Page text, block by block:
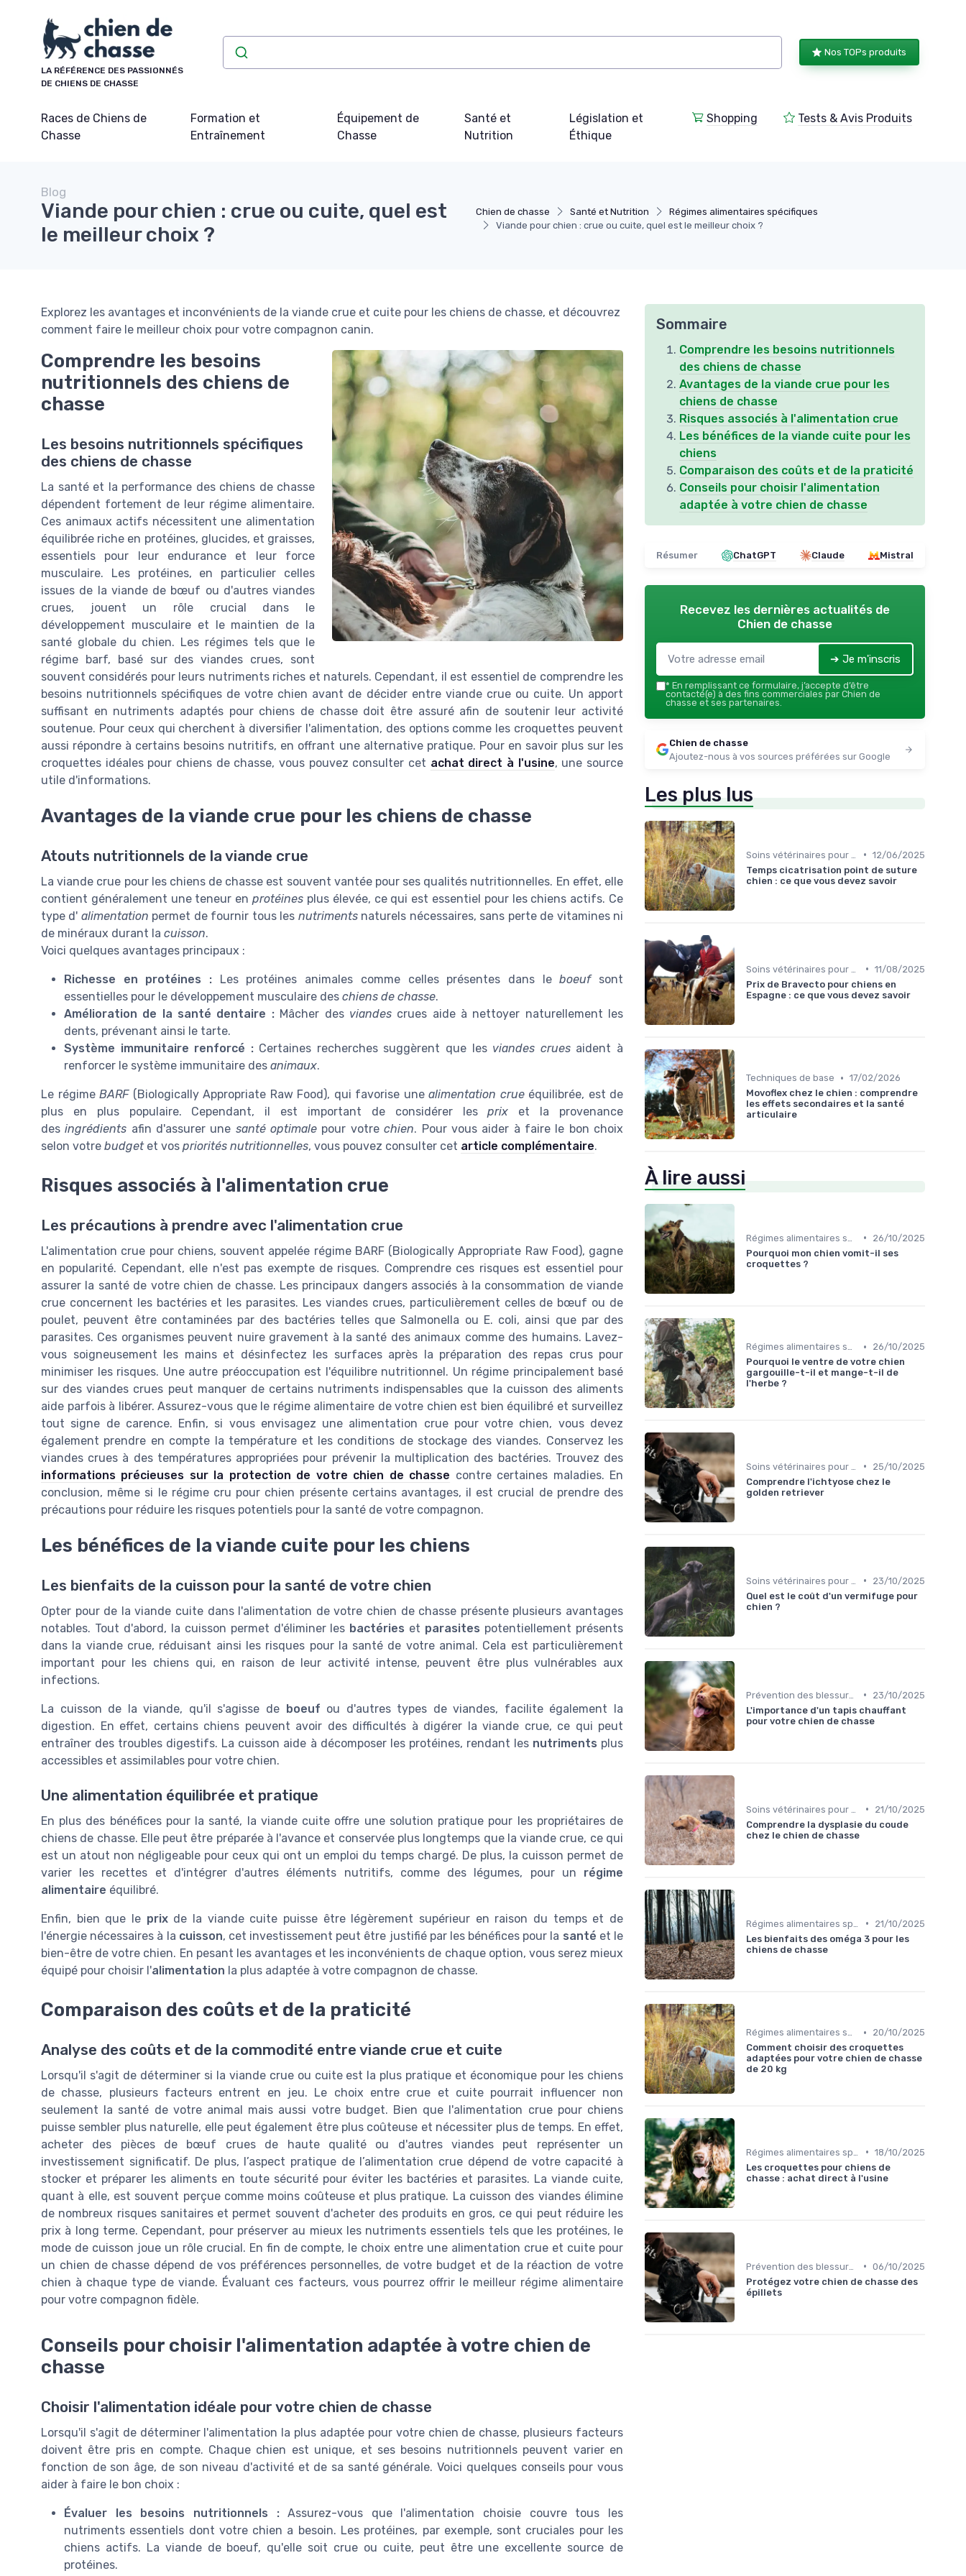
LA RÉFÉRENCE DES PASSIONNÉS
DE CHIENS DE CHASSE
Nos TOPs produits
Races de Chiens de
Chasse
Formation et
Entraînement
Équipement de
Chasse
Santé et
Nutrition
Législation et
Éthique
Shopping Tests & Avis Produits
Chien de chasse Santé et Nutrition
Régimes alimentaires spécifiques
Viande pour chien : crue ou cuite, quel est le meilleur choix ?
Blog
Viande pour chien : crue ou cuite, quel est
le meilleur choix ?
Explorez les avantages et inconvénients de la viande crue et cuite pour les chiens de chasse, et découvrez
comment faire le meilleur choix pour votre compagnon canin.
Comprendre les besoins
nutritionnels des chiens de
chasse
Les besoins nutritionnels spécifiques
des chiens de chasse
La santé et la performance des chiens de chasse
dépendent fortement de leur régime alimentaire.
Ces animaux actifs nécessitent une alimentation
équilibrée riche en protéines, glucides, et graisses,
essentiels pour leur endurance et leur force
musculaire. Les protéines, en particulier celles
issues de la viande de bœuf ou d'autres viandes
crues, jouent un rôle crucial dans le
développement musculaire et le maintien de la
santé globale du chien. Les régimes tels que le
régime barf, basé sur des viandes crues, sont
souvent considérés pour leurs nutriments riches et naturels. Cependant, il est essentiel de comprendre les
besoins nutritionnels spécifiques de votre chien avant de décider entre viande crue ou cuite. Un apport
suffisant en nutriments adaptés pour chiens de chasse doit être assuré afin de soutenir leur activité
soutenue. Pour ceux qui cherchent à diversifier l'alimentation, des options comme les croquettes peuvent
aussi répondre à certains besoins nutritifs, en offrant une alternative pratique. Pour en savoir plus sur les
croquettes idéales pour chiens de chasse, vous pouvez consulter cet achat direct à l'usine, une source
utile d'informations.
Avantages de la viande crue pour les chiens de chasse
Atouts nutritionnels de la viande crue
La viande crue pour les chiens de chasse est souvent vantée pour ses qualités nutritionnelles. En effet, elle
contient généralement une teneur enprotéines plus élevée, ce qui est essentiel pour les chiens actifs. Ce
type d' alimentation permet de fournir tous les nutrimentsnaturels nécessaires, sans perte de vitamines ni
de minéraux durant la cuisson.
Voici quelques avantages principaux :
Richesse en protéines : Les protéines animales comme celles présentes dans leboeufsont
essentielles pour le développement musculaire des chiens de chasse.
Amélioration de la santé dentaire :Mâcher des viandescrues aide à nettoyer naturellement les
dents, prévenant ainsi le tarte.
Système immunitaire renforcé :Certaines recherches suggèrent que les viandes cruesaident à
renforcer le système immunitaire des animaux.
Le régime BARF(Biologically Appropriate Raw Food), qui favorise une alimentation crueéquilibrée, est de
plus en plus populaire. Cependant, il est important de considérer lesprix et la provenance
desingrédients afin d'assurer une santé optimale pour votrechien. Pour vous aider à faire le bon choix
selon votre budgetet vos priorités nutritionnelles, vous pouvez consulter cet article complémentaire.
Risques associés à l'alimentation crue
Les précautions à prendre avec l'alimentation crue
L'alimentation crue pour chiens, souvent appelée régime BARF (Biologically Appropriate Raw Food), gagne
en popularité. Cependant, elle n'est pas exempte de risques. Comprendre ces risques est essentiel pour
assurer la santé de votre chien de chasse. Les principaux dangers associés à la consommation de viande
crue concernent les bactéries et les parasites. Les viandes crues, particulièrement celles de bœuf ou de
poulet, peuvent être contaminées par des bactéries telles que Salmonella ou E. coli, ainsi que par des
parasites. Ces organismes peuvent nuire gravement à la santé des animaux comme des humains. Lavez-
vous soigneusement les mains et désinfectez les surfaces après la préparation des repas crus pour
minimiser les risques. Une autre préoccupation est l'équilibre nutritionnel. Un régime principalement basé
sur des viandes crues peut manquer de certains nutriments indispensables que la cuisson des aliments
aide parfois à libérer. Assurez-vous que le régime alimentaire de votre chien est bien équilibré et surveillez
tout signe de carence. Enfin, si vous envisagez une alimentation crue pour votre chien, vous devez
également prendre en compte la température et les conditions de stockage des viandes. Conservez les
viandes crues à des températures appropriées pour prévenir la multiplication des bactéries. Trouvez des
informations précieuses sur la protection de votre chien de chasse contre certaines maladies. En
conclusion, même si le régime cru pour chien présente certains avantages, il est crucial de prendre des
précautions pour réduire les risques potentiels pour la santé de votre compagnon.
Les bénéfices de la viande cuite pour les chiens
Les bienfaits de la cuisson pour la santé de votre chien
Opter pour de la viande cuite dans l'alimentation de votre chien de chasse présente plusieurs avantages
notables. Tout d'abord, la cuisson permet d'éliminer les bactéries et parasites potentiellement présents
dans la viande crue, réduisant ainsi les risques pour la santé de votre animal. Cela est particulièrement
important pour les chiens qui, en raison de leur activité intense, peuvent être plus vulnérables aux
infections.
La cuisson de la viande, qu'il s'agisse de boeuf ou d'autres types de viandes, facilite également la
digestion. En effet, certains chiens peuvent avoir des difficultés à digérer la viande crue, ce qui peut
entraîner des troubles digestifs. La cuisson aide à décomposer les protéines, rendant les nutriments plus
accessibles et assimilables pour votre chien.
Une alimentation équilibrée et pratique
En plus des bénéfices pour la santé, la viande cuite offre une solution pratique pour les propriétaires de
chiens de chasse. Elle peut être préparée à l'avance et conservée plus longtemps que la viande crue, ce qui
est un atout non négligeable pour ceux qui ont un emploi du temps chargé. De plus, la cuisson permet de
varier les recettes et d'intégrer d'autres éléments nutritifs, comme des légumes, pour un régime
alimentaire équilibré.
Enfin, bien que le prixde la viande cuite puisse être légèrement supérieur en raison du temps et de
l'énergie nécessaires à la cuisson, cet investissement peut être justifié par les bénéfices pour la santé et le
bien-être de votre chien. En pesant les avantages et les inconvénients de chaque option, vous serez mieux
équipé pour choisir l'alimentation la plus adaptée à votre compagnon de chasse.
Comparaison des coûts et de la praticité
Analyse des coûts et de la commodité entre viande crue et cuite
Lorsqu'il s'agit de déterminer si la viande crue ou cuite est la plus pratique et économique pour les chiens
de chasse, plusieurs facteurs entrent en jeu. Le choix entre crue et cuite pourrait influencer non
seulement la santé de votre animal mais aussi votre budget. Bien que l'alimentation crue pour chiens
puisse sembler plus naturelle, elle peut également être plus coûteuse et nécessiter plus de temps. En effet,
acheter des pièces de bœuf crues de haute qualité ou d'autres viandes peut représenter un
investissement significatif. De plus, l’aspect pratique de l’alimentation crue dépend de votre capacité à
stocker et préparer les aliments en toute sécurité pour éviter les bactéries et parasites. La viande cuite,
quant à elle, est souvent perçue comme moins coûteuse et plus pratique. La cuisson des viandes élimine
de nombreux risques sanitaires et permet souvent d'acheter des produits en gros, ce qui peut réduire les
prix à long terme. Cependant, pour préserver au mieux les nutriments essentiels tels que les protéines, le
mode de cuisson joue un rôle crucial. En fin de compte, le choix entre une alimentation crue et cuite pour
un chien de chasse dépend de vos préférences personnelles, de votre budget et de la réaction de votre
chien à chaque type de viande. Évaluant ces facteurs, vous pourrez offrir le meilleur régime alimentaire
pour votre compagnon fidèle.
Conseils pour choisir l'alimentation adaptée à votre chien de
chasse
Choisir l'alimentation idéale pour votre chien de chasse
Lorsqu'il s'agit de déterminer l'alimentation la plus adaptée pour votre chien de chasse, plusieurs facteurs
doivent être pris en compte. Chaque chien est unique, et ses besoins nutritionnels peuvent varier en
fonction de son âge, de son niveau d'activité et de sa santé générale. Voici quelques conseils pour vous
aider à faire le bon choix :
Évaluer les besoins nutritionnels :Assurez-vous que l'alimentation choisie couvre tous les
nutriments essentiels dont votre chien a besoin. Les protéines, par exemple, sont cruciales pour les
chiens actifs. La viande de boeuf, qu'elle soit crue ou cuite, peut être une excellente source de
protéines.
Sommaire
Comprendre les besoins nutritionnels
des chiens de chasse
Avantages de la viande crue pour les
chiens de chasse
Risques associés à l'alimentation crue
Les bénéfices de la viande cuite pour les
chiens
Comparaison des coûts et de la praticité
Conseils pour choisir l'alimentation
adaptée à votre chien de chasse
Résumer ChatGPT Claude Mistral
Recevez les dernières actualités de
Chien de chasse
➔ Je m'inscris
* En remplissant ce formulaire, j’accepte d’être
contacté(e) à des fins commerciales par Chien de
chasse et ses partenaires.
Chien de chasse
Ajoutez-nous à vos sources préférées sur Google
Les plus lus
• 12/06/2025
Temps cicatrisation point de suture
chien : ce que vous devez savoir
• 11/08/2025
Prix de Bravecto pour chiens en
Espagne : ce que vous devez savoir
Techniques de base • 17/02/2026
Movoflex chez le chien : comprendre
les effets secondaires et la santé
articulaire
À lire aussi
•
26/10/2025
Pourquoi mon chien vomit-il ses
croquettes ?
Régimes alimentaires spécifiques •
26/10/2025
Pourquoi le ventre de votre chien
gargouille-t-il et mange-t-il de
l'herbe ?
•
25/10/2025
Comprendre l'ichtyose chez le
golden retriever
•
23/10/2025
Quel est le coût d'un vermifuge pour
chien ?
•
23/10/2025
L'importance d'un tapis chauffant
pour votre chien de chasse
•
21/10/2025
Comprendre la dysplasie du coude
chez le chien de chasse
•
21/10/2025
Les bienfaits des oméga 3 pour les
chiens de chasse
Régimes alimentaires spécifiques •
20/10/2025
Comment choisir des croquettes
adaptées pour votre chien de chasse
de 20 kg
• 18/10/2025
Les croquettes pour chiens de
chasse : achat direct à l'usine
• 06/10/2025
Protégez votre chien de chasse des
épillets